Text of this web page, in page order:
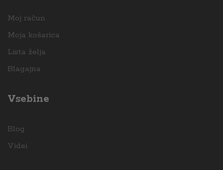
Moj račun
Moja košarica
Lista želja
Blagajna
Vsebine
Blog
Videi